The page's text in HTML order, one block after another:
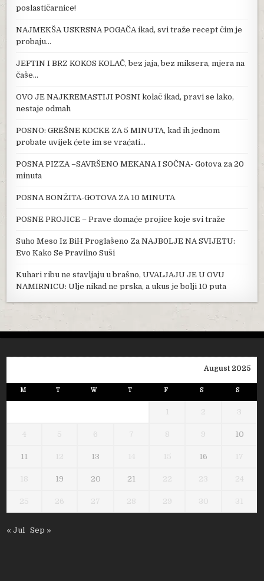
poslastičarnice!
NAJMEKŠA USKRSNA POGAČA ikad, svi traže recept čim je
probaju…
JEFTIN I BRZ KOKOS KOLAČ, bez jaja, bez miksera, mjera na
čaše…
OVO JE NAJKREMASTIJI POSNI kolač ikad, pravi se lako,
nestaje odmah
POSNO: GREŠNE KOCKE ZA 5 MINUTA, kad ih jednom
probate uvijek ćete im se vraćati…
POSNA PIZZA –SAVRŠENO MEKANA I SOČNA- Gotova za 20
minuta
POSNA BONŽITA-GOTOVA ZA 10 MINUTA
POSNE PROJICE – Prave domaće projice koje svi traže
Suho Meso Iz BiH Proglašeno Za NAJB0LJE NA SVIJETU:
Evo Kako Se Pravilno Suši
Kuhari ribu ne stavljaju u brašno, UVALJAJU JE U OVU
NAMIRNICU: Ulje nikad ne prska, a ukus je bolji 10 puta
August 2025
M T W T F S S
1 2 3
4 5 6 7 8 9 10
11 12 13 14 15 16 17
18 19 20 21 22 23 24
25 26 27 28 29 30 31
« Jul Sep »